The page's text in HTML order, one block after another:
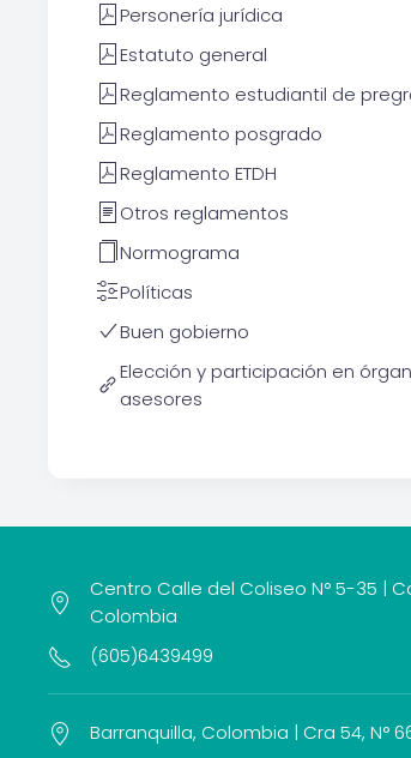
Personería jurídica
Estatuto general
Reglamento estudiantil de
Reglamento posgrado
Reglamento ETDH
Otros reglamentos
Normograma
Políticas
Buen gobierno
Elección y participación en
asesores
Centro Calle del Coliseo N° 5-35 |
Colombia
(605)6439499
Barranquilla, Colombia | Cra 54, N°